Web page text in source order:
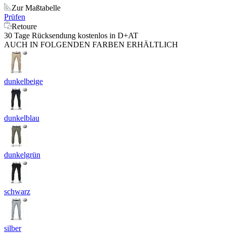
Zur Maßtabelle
Prüfen
Retoure
30 Tage Rücksendung kostenlos in D+AT
AUCH IN FOLGENDEN FARBEN ERHÄLTLICH
dunkelbeige
dunkelblau
dunkelgrün
schwarz
silber